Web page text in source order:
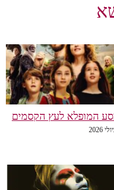
המופלא לעץ הקסמים